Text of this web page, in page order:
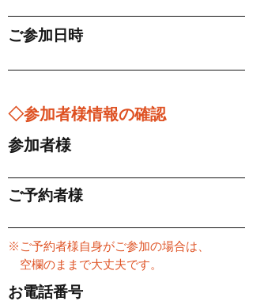
ご参加日時
◇参加者様情報の確認
参加者様
ご予約者様
※ご予約者様自身がご参加の場合は、
空欄のままで大丈夫です。
お電話番号